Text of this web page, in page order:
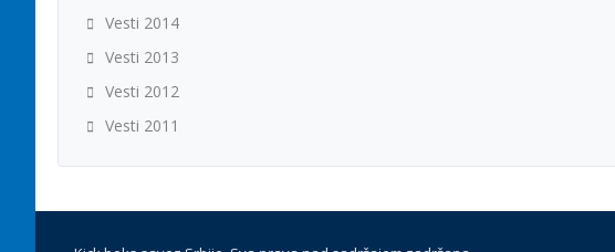
Vesti 2014
Vesti 2013
Vesti 2012
Vesti 2011